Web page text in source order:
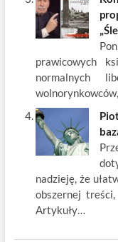
prawicowych
normalnych
nadzieję, że
obszernej
Artykuły…